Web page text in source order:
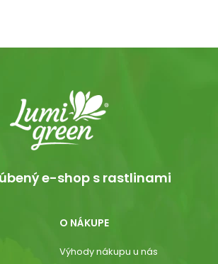
e-shop s rastlinami
O NÁKUPE
Výhody nákupu u nás